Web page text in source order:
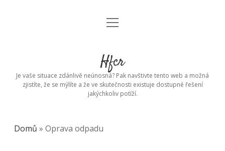
open
Hfcr
Je vaše situace zdánlivě neúnosná? Pak navštivte tento web a možná
zjistíte, že se mýlíte a že ve skutečnosti existuje dostupné řešení
jakýchkoliv potíží.
Domů » Oprava odpadu